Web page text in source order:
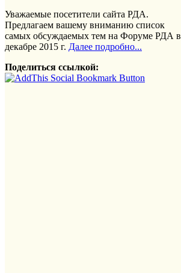
Уважаемые посетители сайта РДА.
Предлагаем вашему вниманию список
самых обсуждаемых тем на Форуме РДА в
декабре 2015 г. Далее подробно...
Поделиться ссылкой: